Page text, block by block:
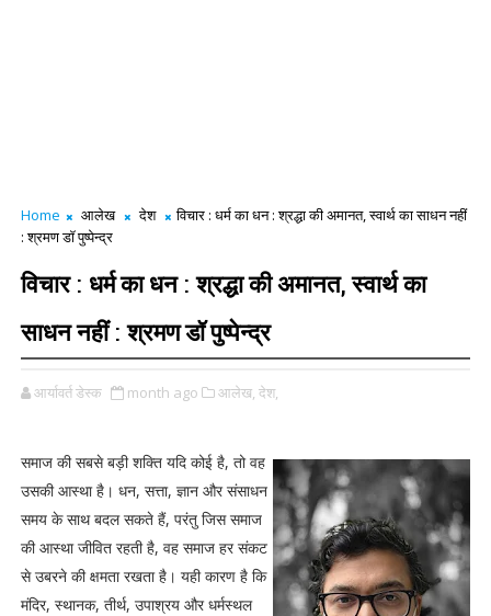
Home आलेख देश
विचार : धर्म का धन : श्रद्धा की अमानत, स्वार्थ का साधन नहीं
: श्रमण डॉ पुष्पेन्द्र
विचार : धर्म का धन : श्रद्धा की अमानत, स्वार्थ का
साधन नहीं : श्रमण डॉ पुष्पेन्द्र
आर्यावर्त डेस्क month ago आलेख, देश,
समाज की सबसे बड़ी शक्ति यदि कोई है, तो वह
उसकी आस्था है। धन, सत्ता, ज्ञान और संसाधन
समय के साथ बदल सकते हैं, परंतु जिस समाज
की आस्था जीवित रहती है, वह समाज हर संकट
से उबरने की क्षमता रखता है। यही कारण है कि
मंदिर, स्थानक, तीर्थ, उपाश्रय और धर्मस्थल